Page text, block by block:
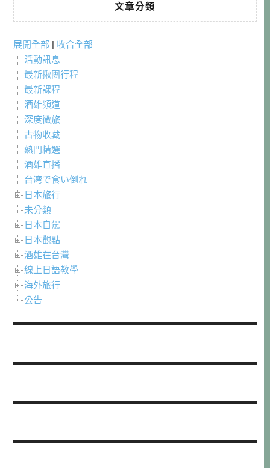
文章分類
展開全部 | 收合全部
活動訊息
最新揪團行程
最新課程
酒雄頻道
深度微旅
古物收藏
熱門精選
酒雄直播
台湾で食い倒れ
日本旅行
未分類
日本自駕
日本觀點
酒雄在台灣
線上日語教學
海外旅行
公告